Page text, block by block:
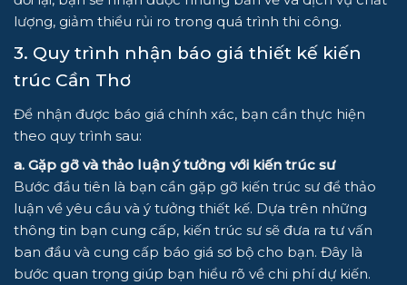
lượng, giảm thiểu rủi ro trong quá trình thi công.
3. Quy trình nhận báo giá thiết kế kiến
trúc Cần Thơ
Để nhận được báo giá chính xác, bạn cần thực hiện
theo quy trình sau:
a. Gặp gỡ và thảo luận ý tưởng với kiến trúc sư
Bước đầu tiên là bạn cần gặp gỡ kiến trúc sư để thảo
luận về yêu cầu và ý tưởng thiết kế. Dựa trên những
thông tin bạn cung cấp, kiến trúc sư sẽ đưa ra tư vấn
ban đầu và cung cấp báo giá sơ bộ cho bạn. Đây là
bước quan trọng giúp bạn hiểu rõ về chi phí dự kiến.